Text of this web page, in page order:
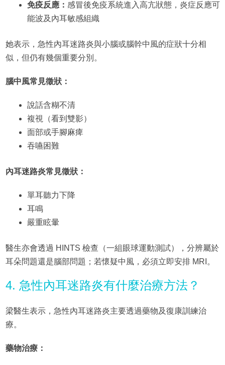
免疫反應： 感冒後免疫系統進入高亢狀態，炎症反應可
能波及內耳敏感組織
她表示，急性內耳迷路炎與小腦或腦幹中風的症狀十分相
似，但仍有幾個重要分別。
腦中風常見徵狀：
說話含糊不清
複視（看到雙影）
面部或手腳麻痺
吞嚥困難
內耳迷路炎常見徵狀：
單耳聽力下降
耳鳴
嚴重眩暈
醫生亦會透過 HINTS 檢查（一組眼球運動測試），分辨屬於
耳朵問題還是腦部問題；若懷疑中風，必須立即安排 MRI。
4. 急性內耳迷路炎有什麼治療方法？
梁醫生表示，急性內耳迷路炎主要透過藥物及復康訓練治
療。
藥物治療：